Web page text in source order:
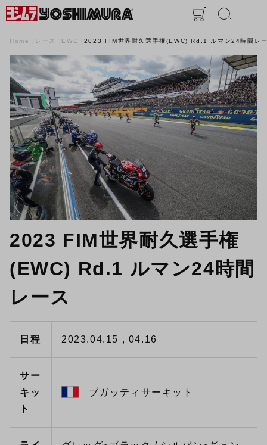
Home レース EWC 2023 FIM世界耐久選手権(EWC) Rd.1 ルマン24時間レ
2023 FIM世界耐久選手権
(EWC) Rd.1 ルマン24時間
レース
日程 2023.04.15 , 04.16
サー
キッ
ト
ブガッティサーキット